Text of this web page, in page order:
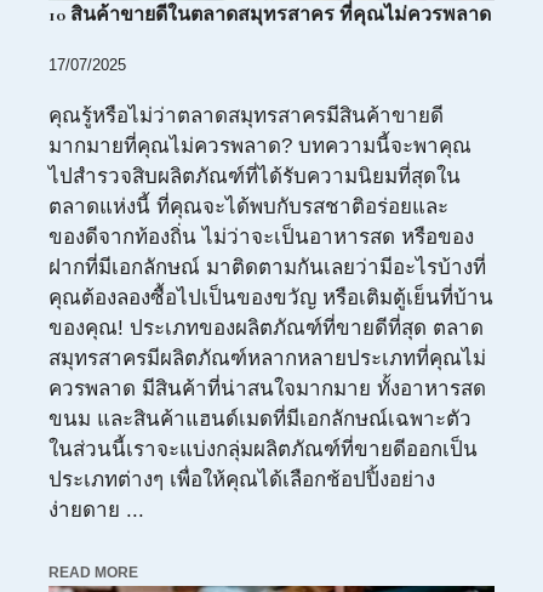
10 สินค้าขายดีในตลาดสมุทรสาคร ที่คุณไม่ควรพลาด
17/07/2025
คุณรู้หรือไม่ว่าตลาดสมุทรสาครมีสินค้าขายดี
มากมายที่คุณไม่ควรพลาด? บทความนี้จะพาคุณ
ไปสำรวจสิบผลิตภัณฑ์ที่ได้รับความนิยมที่สุดใน
ตลาดแห่งนี้ ที่คุณจะได้พบกับรสชาติอร่อยและ
ของดีจากท้องถิ่น ไม่ว่าจะเป็นอาหารสด หรือของ
ฝากที่มีเอกลักษณ์ มาติดตามกันเลยว่ามีอะไรบ้างที่
คุณต้องลองซื้อไปเป็นของขวัญ หรือเติมตู้เย็นที่บ้าน
ของคุณ! ประเภทของผลิตภัณฑ์ที่ขายดีที่สุด ตลาด
สมุทรสาครมีผลิตภัณฑ์หลากหลายประเภทที่คุณไม่
ควรพลาด มีสินค้าที่น่าสนใจมากมาย ทั้งอาหารสด
ขนม และสินค้าแฮนด์เมดที่มีเอกลักษณ์เฉพาะตัว
ในส่วนนี้เราจะแบ่งกลุ่มผลิตภัณฑ์ที่ขายดีออกเป็น
ประเภทต่างๆ เพื่อให้คุณได้เลือกช้อปปิ้งอย่าง
ง่ายดาย ...
READ MORE